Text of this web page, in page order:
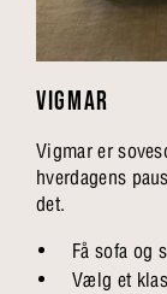
VIGMAR
Vigmar er
hverdagens
det.
Få sofa og
Vælg et